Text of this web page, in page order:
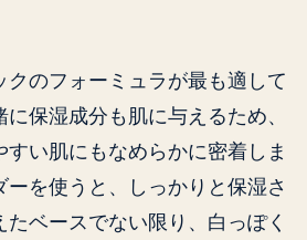
クのフォーミュラが最も適して
保湿成分も肌に与えるため、
い肌にもなめらかに密着しま
を使うと、しっかりと保湿さ
ベースでない限り、白っぽく